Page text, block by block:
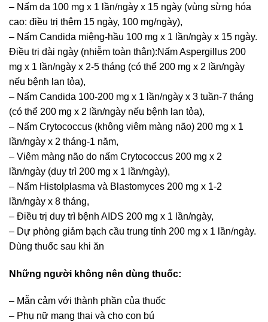
– Nấm da 100 mg x 1 lần/ngày x 15 ngày (vùng sừng hóa
cao: điều trị thêm 15 ngày, 100 mg/ngày),
– Nấm Candida miệng-hầu 100 mg x 1 lần/ngày x 15 ngày.
Điều trị dài ngày (nhiễm toàn thân):Nấm Aspergillus 200
mg x 1 lần/ngày x 2-5 tháng (có thể 200 mg x 2 lần/ngày
nếu bệnh lan tỏa),
– Nấm Candida 100-200 mg x 1 lần/ngày x 3 tuần-7 tháng
(có thể 200 mg x 2 lần/ngày nếu bệnh lan tỏa),
– Nấm Crytococcus (không viêm màng não) 200 mg x 1
lần/ngày x 2 tháng-1 năm,
– Viêm màng não do nấm Crytococcus 200 mg x 2
lần/ngày (duy trì 200 mg x 1 lần/ngày),
– Nấm Histolplasma và Blastomyces 200 mg x 1-2
lần/ngày x 8 tháng,
– Điều trị duy trì bệnh AIDS 200 mg x 1 lần/ngày,
– Dự phòng giảm bạch cầu trung tính 200 mg x 1 lần/ngày.
Dùng thuốc sau khi ăn
Những người không nên dùng thuốc:
– Mẫn cảm với thành phần của thuốc
– Phụ nữ mang thai và cho con bú